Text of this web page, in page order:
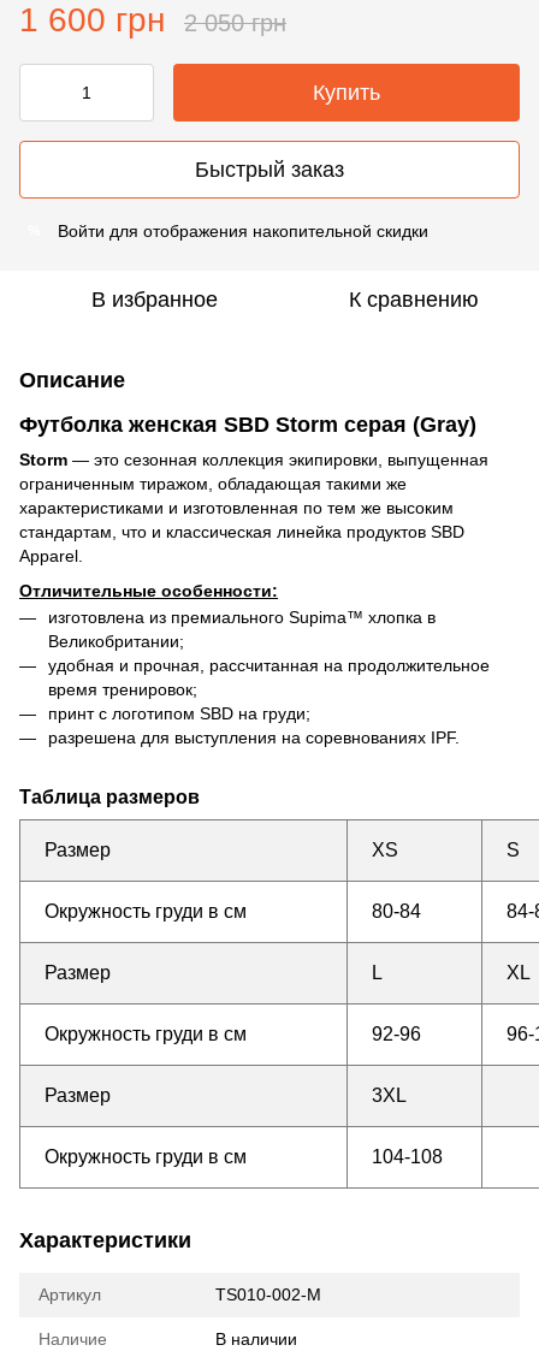
1 600 грн 2 050 грн
Купить
Быстрый заказ
Войти для отображения накопительной скидки
В избранное К сравнению
Описание
Футболка женская SBD Storm серая (Gray)
Storm — это сезонная коллекция экипировки, выпущенная
ограниченным тиражом, обладающая такими же
характеристиками и изготовленная по тем же высоким
стандартам, что и классическая линейка продуктов SBD
Apparel.
Отличительные особенности:
изготовлена из премиального Supima™ хлопка в
Великобритании;
удобная и прочная, рассчитанная на продолжительное
время тренировок;
принт с логотипом SBD на груди;
разрешена для выступления на соревнованиях IPF.
Таблица размеров
Размер XS S
Окружность груди в см 80-84 84-
Размер L XL
Окружность груди в см 92-96 96-
Размер 3XL
Окружность груди в см 104-108
Характеристики
Артикул TS010-002-M
Наличие В наличии